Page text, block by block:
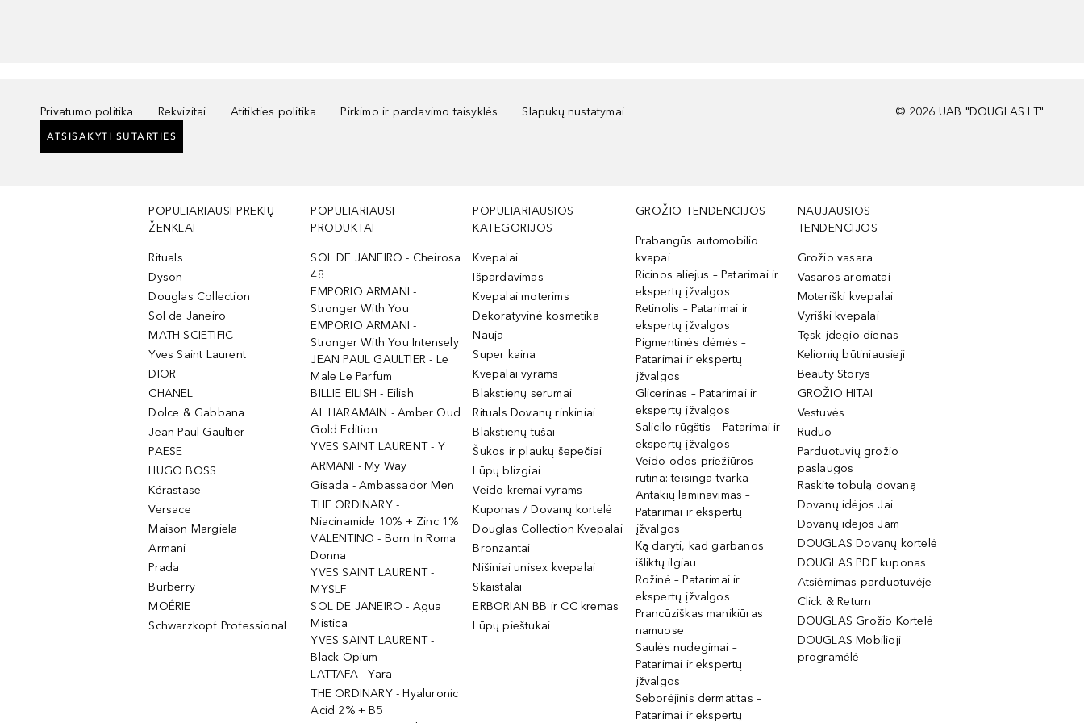
Privatumo politika Rekvizitai Atitikties politika Pirkimo ir pardavimo taisyklės Slapukų nustatymai
ATSISAKYTI SUTARTIES
© 2026 UAB "DOUGLAS LT"
POPULIARIAUSI PREKIŲ
ŽENKLAI
Rituals
Dyson
Douglas Collection
Sol de Janeiro
MATH SCIETIFIC
Yves Saint Laurent
DIOR
CHANEL
Dolce & Gabbana
Jean Paul Gaultier
PAESE
HUGO BOSS
Kérastase
Versace
Maison Margiela
Armani
Prada
Burberry
MOÉRIE
Schwarzkopf Professional
POPULIARIAUSI
PRODUKTAI
SOL DE JANEIRO - Cheirosa
48
EMPORIO ARMANI -
Stronger With You
EMPORIO ARMANI -
Stronger With You Intensely
JEAN PAUL GAULTIER - Le
Male Le Parfum
BILLIE EILISH - Eilish
AL HARAMAIN - Amber Oud
Gold Edition
YVES SAINT LAURENT - Y
ARMANI - My Way
Gisada - Ambassador Men
THE ORDINARY -
Niacinamide 10% + Zinc 1%
VALENTINO - Born In Roma
Donna
YVES SAINT LAURENT -
MYSLF
SOL DE JANEIRO - Agua
Mistica
YVES SAINT LAURENT -
Black Opium
LATTAFA - Yara
THE ORDINARY - Hyaluronic
Acid 2% + B5
POPULIARIAUSIOS
KATEGORIJOS
Kvepalai
Išpardavimas
Kvepalai moterims
Dekoratyvinė kosmetika
Nauja
Super kaina
Kvepalai vyrams
Blakstienų serumai
Rituals Dovanų rinkiniai
Blakstienų tušai
Šukos ir plaukų šepečiai
Lūpų blizgiai
Veido kremai vyrams
Kuponas / Dovanų kortelė
Douglas Collection Kvepalai
Bronzantai
Nišiniai unisex kvepalai
Skaistalai
ERBORIAN BB ir CC kremas
Lūpų pieštukai
GROŽIO TENDENCIJOS
Prabangūs automobilio
kvapai
Ricinos aliejus – Patarimai ir
ekspertų įžvalgos
Retinolis – Patarimai ir
ekspertų įžvalgos
Pigmentinės dėmės –
Patarimai ir ekspertų
įžvalgos
Glicerinas – Patarimai ir
ekspertų įžvalgos
Salicilo rūgštis – Patarimai ir
ekspertų įžvalgos
Veido odos priežiūros
rutina: teisinga tvarka
Antakių laminavimas –
Patarimai ir ekspertų
įžvalgos
Ką daryti, kad garbanos
išliktų ilgiau
Rožinė – Patarimai ir
ekspertų įžvalgos
Prancūziškas manikiūras
namuose
Saulės nudegimai –
Patarimai ir ekspertų
įžvalgos
Seborėjinis dermatitas –
Patarimai ir ekspertų
NAUJAUSIOS
TENDENCIJOS
Grožio vasara
Vasaros aromatai
Moteriški kvepalai
Vyriški kvepalai
Tęsk įdegio dienas
Kelionių būtiniausieji
Beauty Storys
GROŽIO HITAI
Vestuvės
Ruduo
Parduotuvių grožio
paslaugos
Raskite tobulą dovaną
Dovanų idėjos Jai
Dovanų idėjos Jam
DOUGLAS Dovanų kortelė
DOUGLAS PDF kuponas
Atsiėmimas parduotuvėje
Click & Return
DOUGLAS Grožio Kortelė
DOUGLAS Mobilioji
programėlė